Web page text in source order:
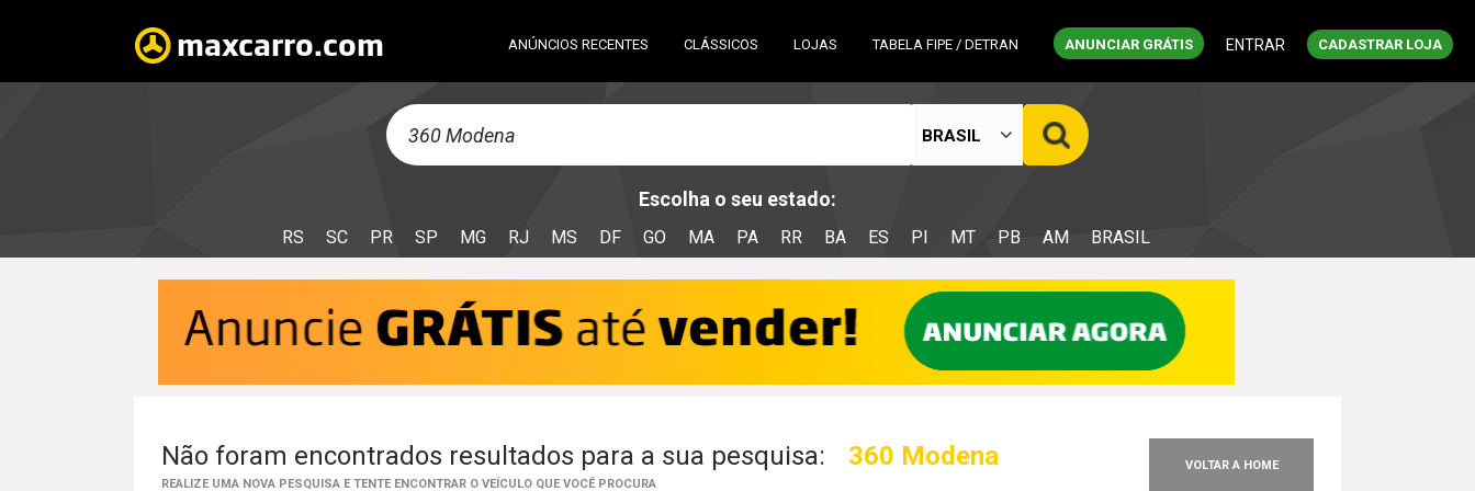
ANÚNCIOS RECENTES CLÁSSICOS LOJAS TABELA FIPE / DETRAN ANUNCIAR GRÁTIS ENTRAR CADASTRAR LOJA
BRASIL
Escolha o seu estado:
RS SC PR SP MG RJ MS DF GO MA PA RR BA ES PI MT PB AM BRASIL
Não foram encontrados resultados para a sua pesquisa: 360 Modena
REALIZE UMA NOVA PESQUISA E TENTE ENCONTRAR O VEÍCULO QUE VOCÊ PROCURA
VOLTAR A HOME